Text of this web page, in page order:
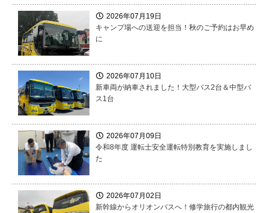
2026年07月19日
キャンプ場への送迎を担当！秋のご予約はお早め
に
2026年07月10日
新車両が納車されました！大型バス2台＆中型バ
ス1台
2026年07月09日
令和8年度 運転士安全運転特別教育を実施しまし
た
2026年07月02日
新幹線からオリオンバスへ！修学旅行の都内観光